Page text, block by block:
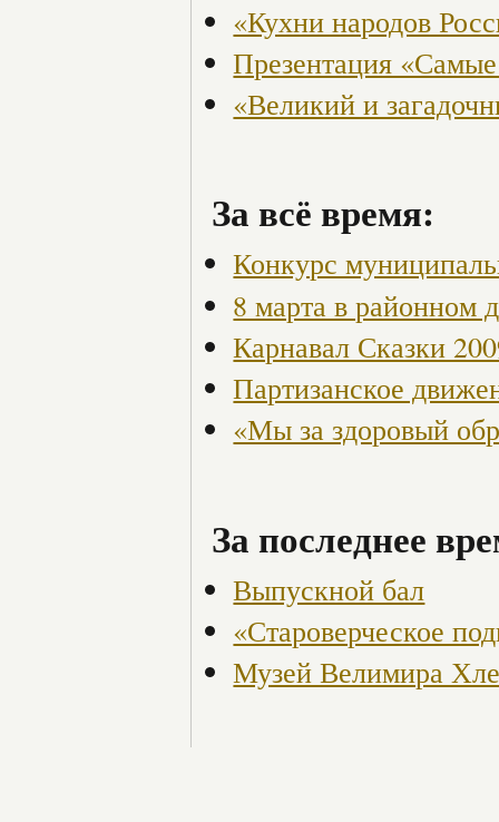
«Кухни народов
Презентация
«Великий и
За всё время:
Конкурс
8 марта в районном
Карнавал Сказки
Партизанское
«Мы за здоровый
За последнее
Выпускной бал
«Староверческое
Музей Велимира